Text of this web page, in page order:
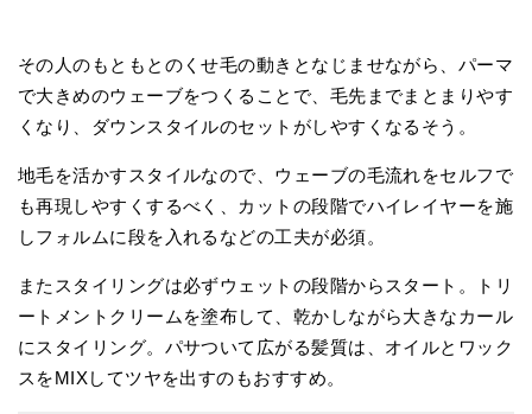
その人のもともとのくせ毛の動きとなじませながら、パーマ
で大きめのウェーブをつくることで、毛先までまとまりやす
くなり、ダウンスタイルのセットがしやすくなるそう。
地毛を活かすスタイルなので、ウェーブの毛流れをセルフで
も再現しやすくするべく、カットの段階でハイレイヤーを施
しフォルムに段を入れるなどの工夫が必須。
またスタイリングは必ずウェットの段階からスタート。トリ
ートメントクリームを塗布して、乾かしながら大きなカール
にスタイリング。パサついて広がる髪質は、オイルとワック
スをMIXしてツヤを出すのもおすすめ。